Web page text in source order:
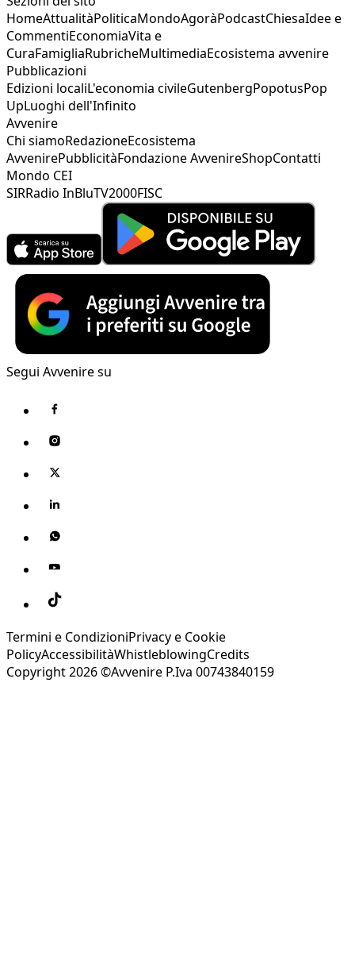
HomeAttualitàPoliticaMondoAgoràPodcastChiesaIdee e
CommentiEconomiaVita e
CuraFamigliaRubricheMultimediaEcosistema avvenire
Pubblicazioni
Edizioni localiL'economia civileGutenbergPopotusPop
UpLuoghi dell'Infinito
Avvenire
Chi siamoRedazioneEcosistema
AvvenirePubblicitàFondazione AvvenireShopContatti
Mondo CEI
SIRRadio InBluTV2000FISC
Segui Avvenire su
Termini e CondizioniPrivacy e Cookie
PolicyAccessibilitàWhistleblowingCredits
Copyright 2026 ©Avvenire P.Iva 00743840159